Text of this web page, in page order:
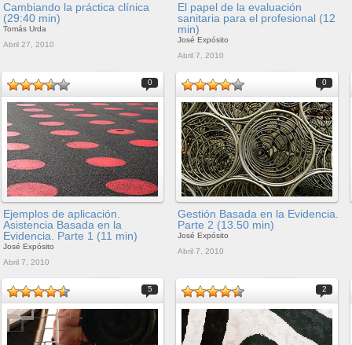
Cambiando la práctica clínica
(29:40 min)
Tomás Urda
Abril 27, 2010
El papel de la evaluación
sanitaria para el profesional (12
min)
José Expósito
Abril 7, 2010
0
Ejemplos de aplicación.
Asistencia Basada en la
Evidencia. Parte 1 (11 min)
José Expósito
Abril 7, 2010
0
Gestión Basada en la Evidencia.
Parte 2 (13.50 min)
José Expósito
Abril 7, 2010
5 2